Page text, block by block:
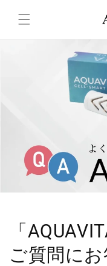
ンツに
進む
「
ご質問に